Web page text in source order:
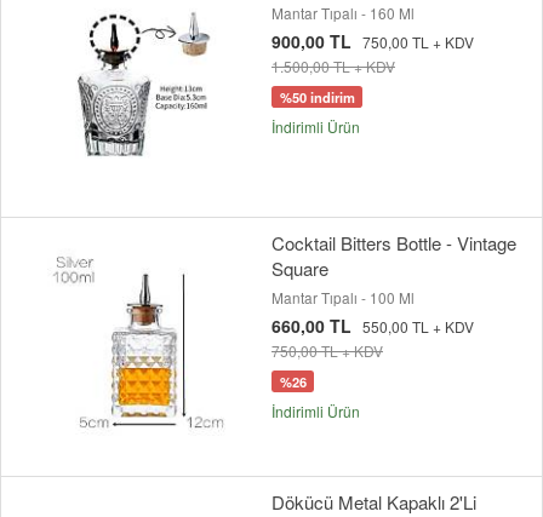
Mantar Tıpalı - 160 Ml
900,00 TL 750,00 TL + KDV
1.500,00 TL + KDV
%50 indirim
İndirimli Ürün
Cocktail Bitters Bottle - Vintage
Square
Mantar Tıpalı - 100 Ml
660,00 TL 550,00 TL + KDV
750,00 TL + KDV
%26
İndirimli Ürün
Dökücü Metal Kapaklı 2'Li